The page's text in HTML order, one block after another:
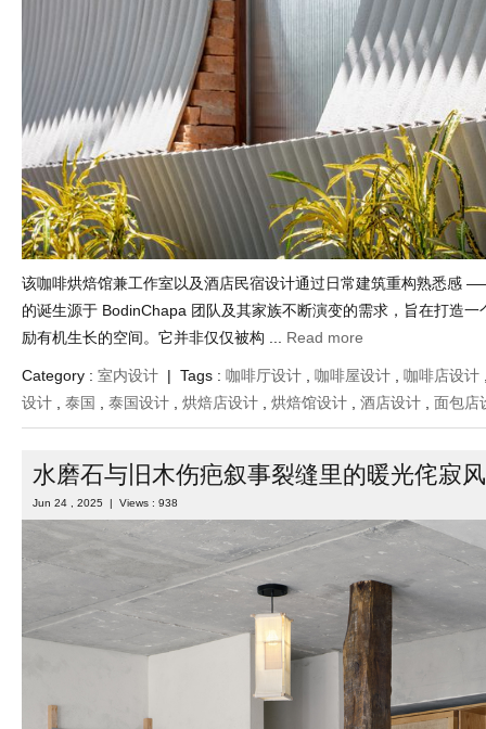
该咖啡烘焙馆兼工作室以及酒店民宿设计通过日常建筑重构熟悉感
的诞生源于 BodinChapa 团队及其家族不断演变的需求，旨在打造一
励有机生长的空间。它并非仅仅被构 ... Read more
Category : 室内设计 | Tags : 咖啡厅设计 , 咖啡屋设计 , 咖啡店设计
设计 , 泰国 , 泰国设计 , 烘焙店设计 , 烘焙馆设计 , 酒店设计 , 面包店
水磨石与旧木伤疤叙事裂缝里的暖光侘寂
Jun 24 , 2025 | Views : 938